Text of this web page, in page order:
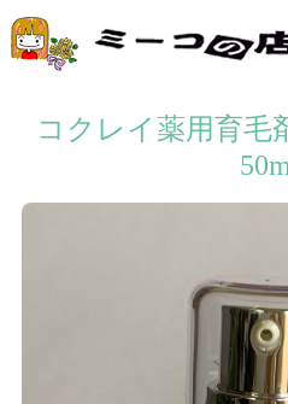
ホーム
コクレイ薬用育毛